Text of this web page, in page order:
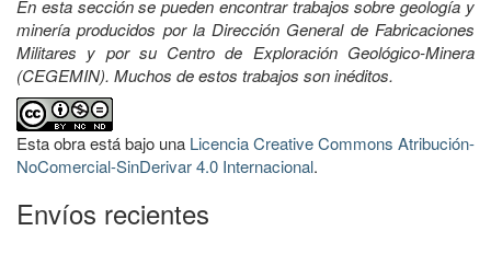
En esta sección se pueden encontrar trabajos sobre geología y
minería producidos por la Dirección General de Fabricaciones
Militares y por su Centro de Exploración Geológico-Minera
(CEGEMIN). Muchos de estos trabajos son inéditos.
Esta obra está bajo una Licencia Creative Commons Atribución-
NoComercial-SinDerivar 4.0 Internacional.
Envíos recientes